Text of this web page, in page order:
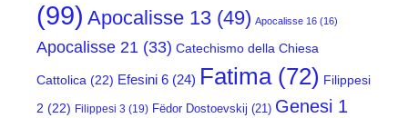
(99) Apocalisse 13 (49) Apocalisse 16 (16)
Apocalisse 21 (33) Catechismo della Chiesa
Cattolica (22) Efesini 6 (24) Fatima(72) Filippesi
2 (22) Filippesi 3 (19) Fëdor Dostoevskij (21) Genesi 1